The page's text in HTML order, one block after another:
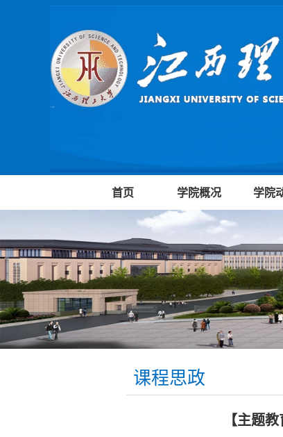
首页 学院概况 学院
课程思政
【主题